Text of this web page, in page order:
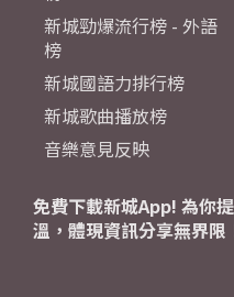
新城勁爆流行榜 - 外語
榜
新城國語力排行榜
新城歌曲播放榜
音樂意見反映
免費下載新城App! 為你
溫，體現資訊分享無界限